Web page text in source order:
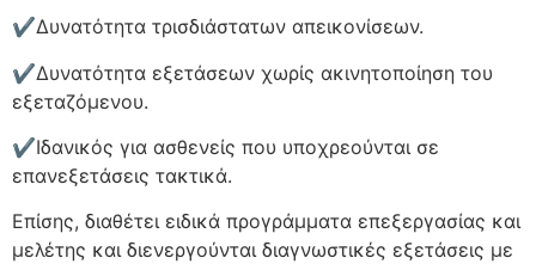
✔️Δυνατότητα τρισδιάστατων απεικονίσεων.
✔️Δυνατότητα εξετάσεων χωρίς ακινητοποίηση του
εξεταζόμενου.
✔️Ιδανικός για ασθενείς που υποχρεούνται σε
επανεξετάσεις τακτικά.
Επίσης, διαθέτει ειδικά προγράμματα επεξεργασίας και
μελέτης και διενεργούνται διαγνωστικές εξετάσεις με